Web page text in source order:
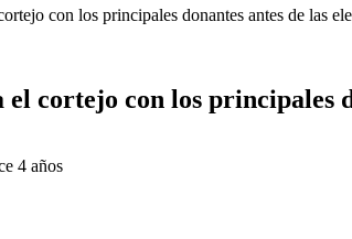
con los principales donantes antes de las
cortejo con los principales
4 años